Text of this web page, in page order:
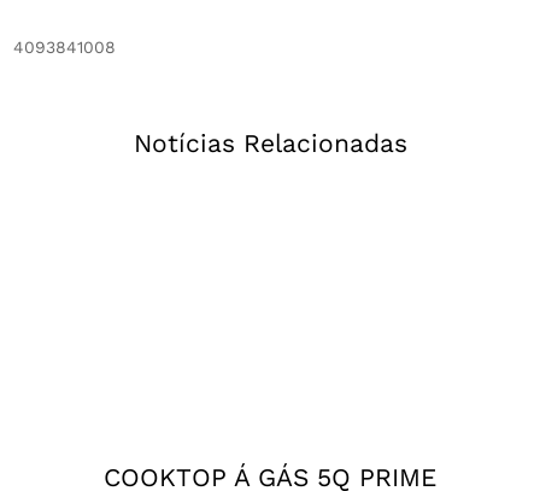
4093841008
Notícias Relacionadas
COOKTOP Á GÁS 5Q PRIME